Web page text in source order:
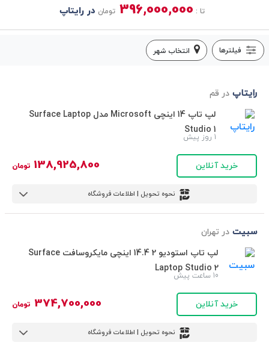
تا : 396,000,000 تومان در رایتاپ
فیلترها انتخاب شهر
رایتاپ در قم
لپ تاپ 14 اینچی Microsoft مدل Surface Laptop
Studio 1
1 روز پیش
خرید آنلاین 138,925,800 تومان
نحوه تحویل | اطلاعات فروشگاه
سبیت در تهران
لپ تاپ استودیو 2 14.4 اینچی مایکروسافت Surface
Laptop Studio 2
10 ساعت پیش
خرید آنلاین 374,700,000 تومان
نحوه تحویل | اطلاعات فروشگاه